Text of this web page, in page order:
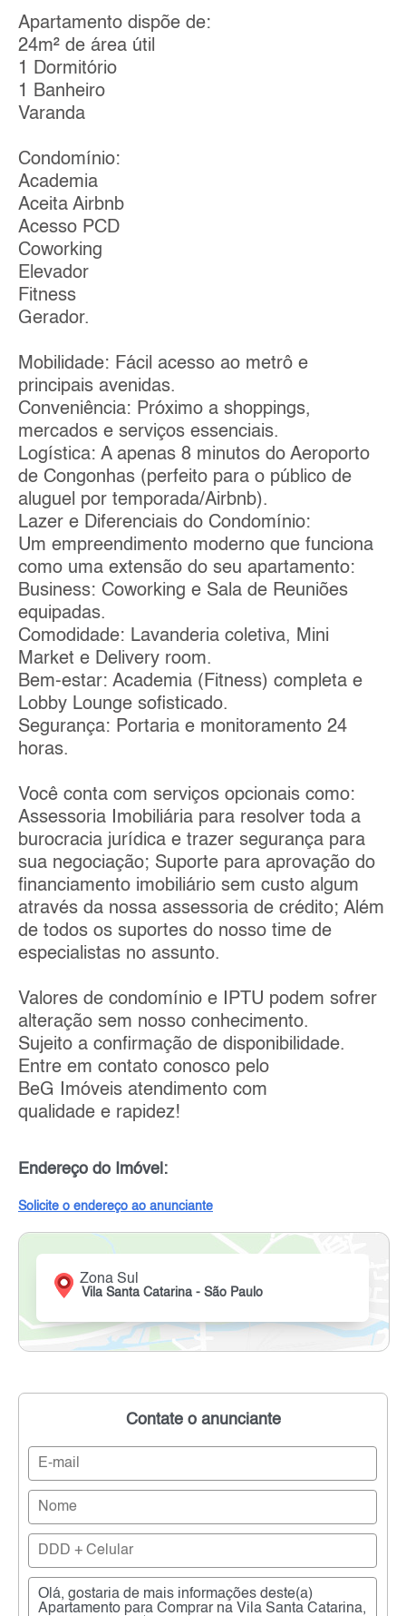
Apartamento dispõe de:
24m² de área útil
1 Dormitório
1 Banheiro
Varanda
Condomínio:
Academia
Aceita Airbnb
Acesso PCD
Coworking
Elevador
Fitness
Gerador.
Mobilidade: Fácil acesso ao metrô e
principais avenidas.
Conveniência: Próximo a shoppings,
mercados e serviços essenciais.
Logística: A apenas 8 minutos do Aeroporto
de Congonhas (perfeito para o público de
aluguel por temporada/Airbnb).
Lazer e Diferenciais do Condomínio:
Um empreendimento moderno que funciona
como uma extensão do seu apartamento:
Business: Coworking e Sala de Reuniões
equipadas.
Comodidade: Lavanderia coletiva, Mini
Market e Delivery room.
Bem-estar: Academia (Fitness) completa e
Lobby Lounge sofisticado.
Segurança: Portaria e monitoramento 24
horas.
Você conta com serviços opcionais como:
Assessoria Imobiliária para resolver toda a
burocracia jurídica e trazer segurança para
sua negociação; Suporte para aprovação do
financiamento imobiliário sem custo algum
através da nossa assessoria de crédito; Além
de todos os suportes do nosso time de
especialistas no assunto.
Valores de condomínio e IPTU podem sofrer
alteração sem nosso conhecimento.
Sujeito a confirmação de disponibilidade.
Entre em contato conosco pelo
BeG Imóveis atendimento com
qualidade e rapidez!
Endereço do Imóvel:
Solicite o endereço ao anunciante
Zona Sul
Vila Santa Catarina - São Paulo
Contate o anunciante